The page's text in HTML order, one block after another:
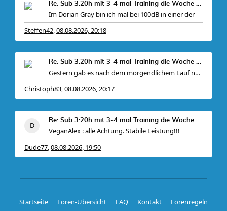
Re: Sub 3:20h mit 3-4 mal Training die Woche machb
Im Dorian Gray bin ich mal bei 100dB in einer der
Steffen42,08.08.2026, 20:18
Re: Sub 3:20h mit 3-4 mal Training die Woche machb
Gestern gab es nach dem morgendlichem Lauf noch
Christoph83,08.08.2026, 20:17
Re: Sub 3:20h mit 3-4 mal Training die Woche machb
VeganAlex : alle Achtung. Stabile Leistung!!!
Dude77,08.08.2026, 19:50
Startseite Foren-Übersicht FAQ Kontakt
Forenregeln